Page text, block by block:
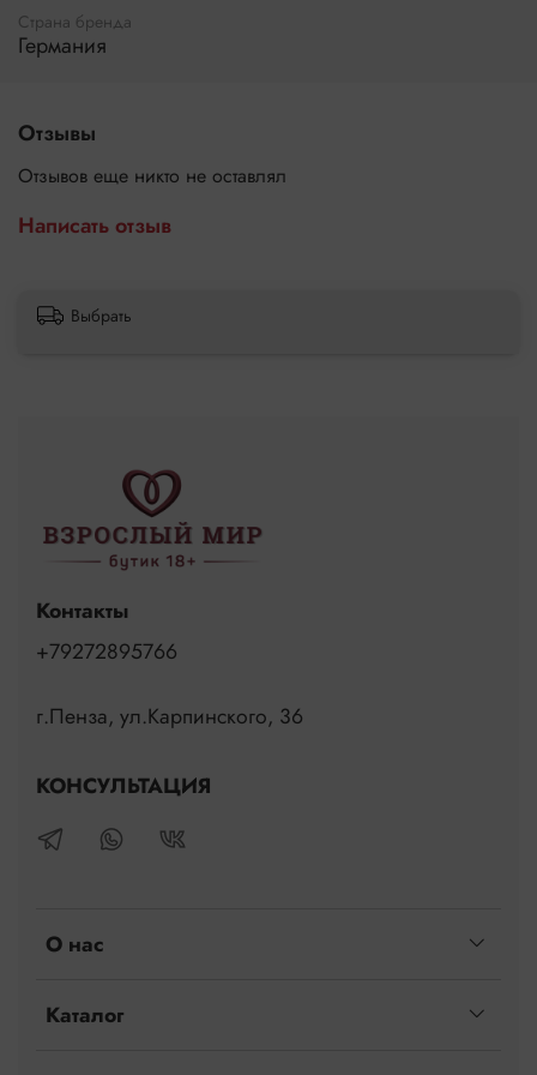
Страна бренда
Германия
Отзывы
Отзывов еще никто не оставлял
Написать отзыв
Выбрать
О нас
Каталог
Контакты
+79272895766
г.Пенза, ул.Карпинского, 36
КОНСУЛЬТАЦИЯ